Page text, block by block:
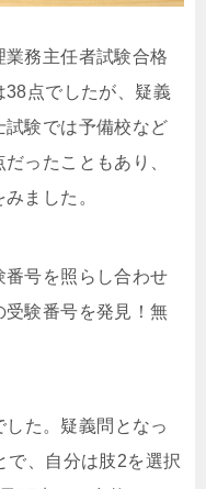
務主任者試験合格
38点でしたが、疑義
試験では予備校など
ったこともあり、
ました。
号を照らし合わせ
験番号を発見！無
た。疑義問となっ
で、自分は肢2を選択